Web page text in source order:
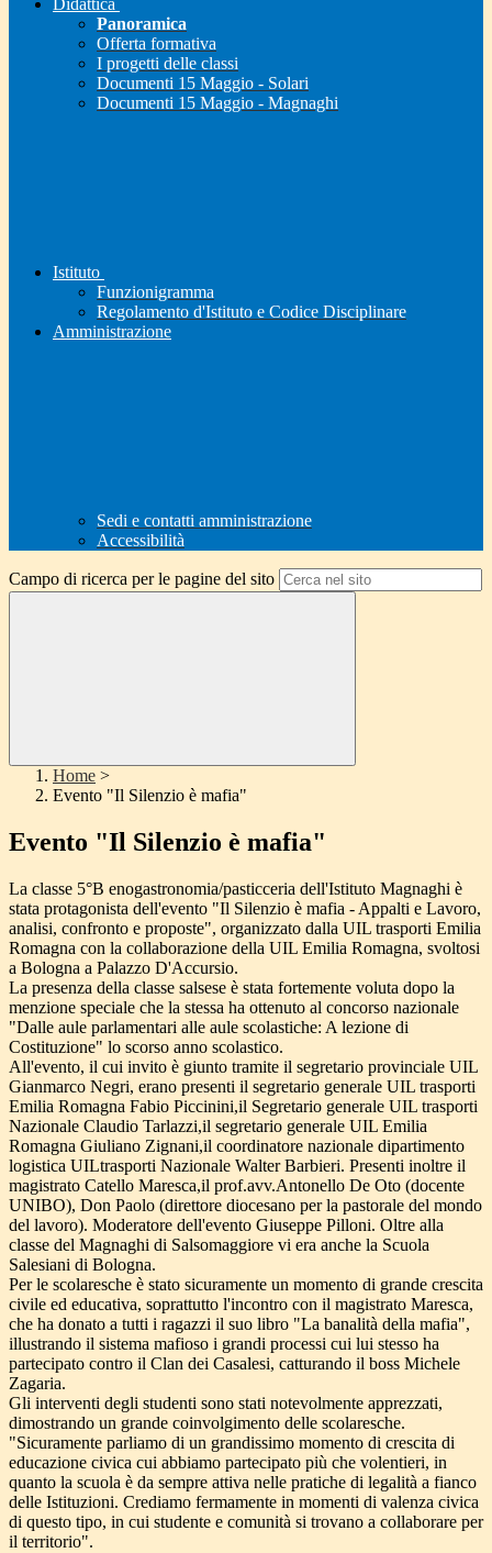
Didattica
Panoramica
Offerta formativa
I progetti delle classi
Documenti 15 Maggio - Solari
Documenti 15 Maggio - Magnaghi
Istituto
Funzionigramma
Regolamento d'Istituto e Codice Disciplinare
Amministrazione
Sedi e contatti amministrazione
Accessibilità
Campo di ricerca per le pagine del sito
Home >
Evento "Il Silenzio è mafia"
Evento "Il Silenzio è mafia"
La classe 5°B enogastronomia/pasticceria dell'Istituto Magnaghi è
stata protagonista dell'evento "Il Silenzio è mafia - Appalti e Lavoro,
analisi, confronto e proposte", organizzato dalla UIL trasporti Emilia
Romagna con la collaborazione della UIL Emilia Romagna, svoltosi
a Bologna a Palazzo D'Accursio.
La presenza della classe salsese è stata fortemente voluta dopo la
menzione speciale che la stessa ha ottenuto al concorso nazionale
"Dalle aule parlamentari alle aule scolastiche: A lezione di
Costituzione" lo scorso anno scolastico.
All'evento, il cui invito è giunto tramite il segretario provinciale UIL
Gianmarco Negri, erano presenti il segretario generale UIL trasporti
Emilia Romagna Fabio Piccinini,il Segretario generale UIL trasporti
Nazionale Claudio Tarlazzi,il segretario generale UIL Emilia
Romagna Giuliano Zignani,il coordinatore nazionale dipartimento
logistica UILtrasporti Nazionale Walter Barbieri. Presenti inoltre il
magistrato Catello Maresca,il prof.avv.Antonello De Oto (docente
UNIBO), Don Paolo (direttore diocesano per la pastorale del mondo
del lavoro). Moderatore dell'evento Giuseppe Pilloni. Oltre alla
classe del Magnaghi di Salsomaggiore vi era anche la Scuola
Salesiani di Bologna.
Per le scolaresche è stato sicuramente un momento di grande crescita
civile ed educativa, soprattutto l'incontro con il magistrato Maresca,
che ha donato a tutti i ragazzi il suo libro "La banalità della mafia",
illustrando il sistema mafioso i grandi processi cui lui stesso ha
partecipato contro il Clan dei Casalesi, catturando il boss Michele
Zagaria.
Gli interventi degli studenti sono stati notevolmente apprezzati,
dimostrando un grande coinvolgimento delle scolaresche.
"Sicuramente parliamo di un grandissimo momento di crescita di
educazione civica cui abbiamo partecipato più che volentieri, in
quanto la scuola è da sempre attiva nelle pratiche di legalità a fianco
delle Istituzioni. Crediamo fermamente in momenti di valenza civica
di questo tipo, in cui studente e comunità si trovano a collaborare per
il territorio".